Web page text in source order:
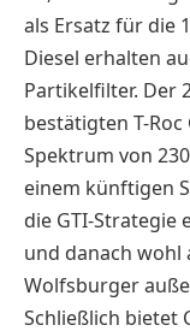
als Ersatz für die
Diesel erhalten
Partikelfilter. Der
bestätigten T-
Spektrum von
einem künftigen
die GTI-Strategie
und danach wohl
Wolfsburger
Schließlich bietet